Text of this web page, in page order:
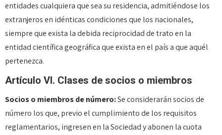
entidades cualquiera que sea su residencia, admitiéndose los
extranjeros en idénticas condiciones que los nacionales,
siempre que exista la debida reciprocidad de trato en la
entidad científica geográfica que exista en el país a que aquél
pertenezca.
Artículo VI. Clases de socios o miembros
Socios o miembros de número:Se considerarán socios de
número los que, previo el cumplimiento de los requisitos
reglamentarios, ingresen en la Sociedad y abonen la cuota